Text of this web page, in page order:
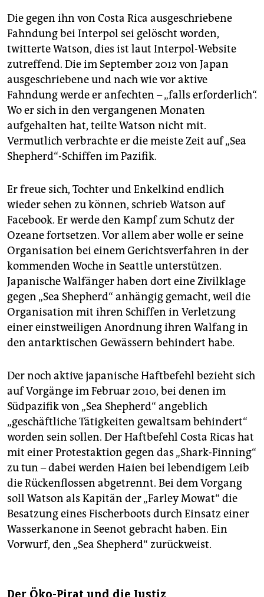
Die gegen ihn von Costa Rica ausgeschriebene
Fahndung bei Interpol sei gelöscht worden,
twitterte Watson, dies ist laut Interpol-Website
zutreffend. Die im September 2012 von Japan
ausgeschriebene und nach wie vor aktive
Fahndung werde er anfechten – „falls erforderlich“.
Wo er sich in den vergangenen Monaten
aufgehalten hat, teilte Watson nicht mit.
Vermutlich verbrachte er die meiste Zeit auf „Sea
Shepherd“-Schiffen im Pazifik.
Er freue sich, Tochter und Enkelkind endlich
wieder sehen zu können, schrieb Watson auf
Facebook. Er werde den Kampf zum Schutz der
Ozeane fortsetzen. Vor allem aber wolle er seine
Organisation bei einem Gerichtsverfahren in der
kommenden Woche in Seattle unterstützen.
Japanische Walfänger haben dort eine Zivilklage
gegen „Sea Shepherd“ anhängig gemacht, weil die
Organisation mit ihren Schiffen in Verletzung
einer einstweiligen Anordnung ihren Walfang in
den antarktischen Gewässern behindert habe.
Der noch aktive japanische Haftbefehl bezieht sich
auf Vorgänge im Februar 2010, bei denen im
Südpazifik von „Sea Shepherd“ angeblich
„geschäftliche Tätigkeiten gewaltsam behindert“
worden sein sollen. Der Haftbefehl Costa Ricas hat
mit einer Protestaktion gegen das „Shark-Finning“
zu tun – dabei werden Haien bei lebendigem Leib
die Rückenflossen abgetrennt. Bei dem Vorgang
soll Watson als Kapitän der „Farley Mowat“ die
Besatzung eines Fischerboots durch Einsatz einer
Wasserkanone in Seenot gebracht haben. Ein
Vorwurf, den „Sea Shepherd“ zurückweist.